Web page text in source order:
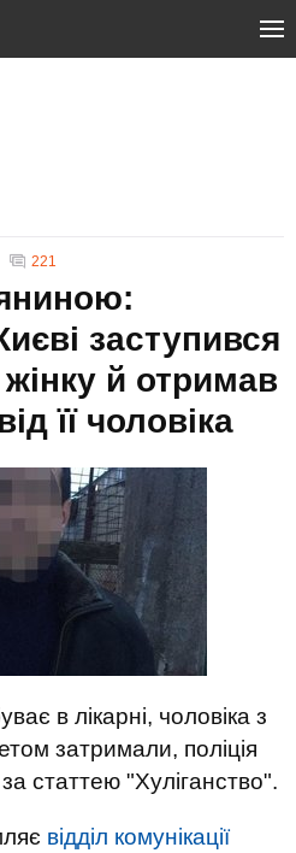
221
заступився
й отримав
її чоловіка
в лікарні, чоловіка з
затримали, поліція
статтею "Хуліганство".
відділ комунікації